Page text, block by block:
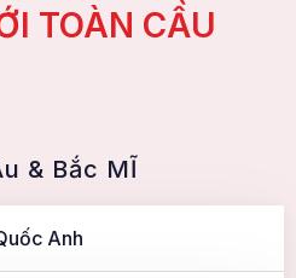
TOÀN CẦU
& Bắc MĨ
Anh